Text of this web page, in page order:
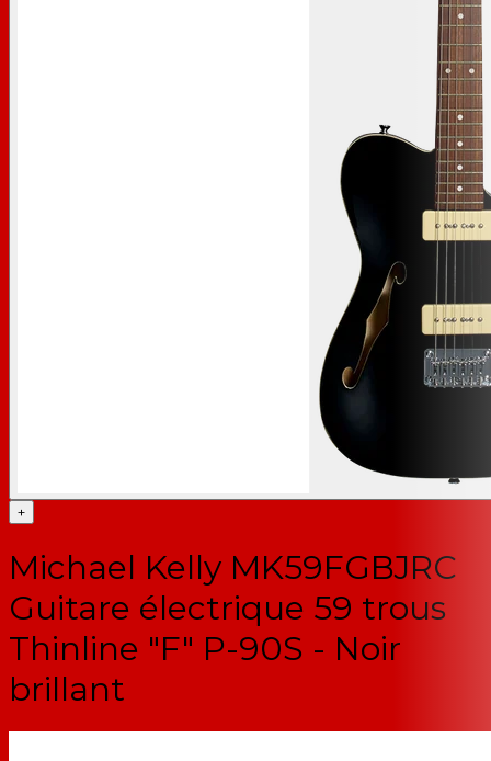
+
Michael Kelly MK59FGBJRC
Guitare électrique 59 trous
Thinline "F" P-90S - Noir
brillant